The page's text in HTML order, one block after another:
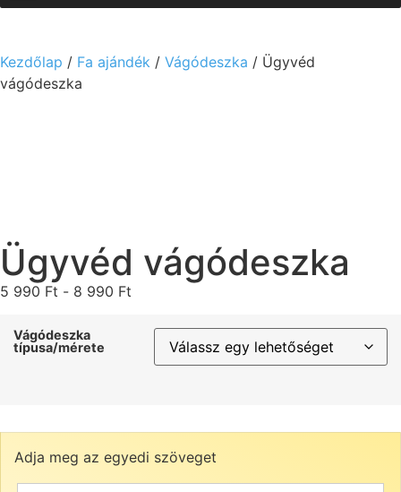
Kezdőlap / Fa ajándék / Vágódeszka / Ügyvéd
vágódeszka
Ügyvéd vágódeszka
5 990 Ft - 8 990 Ft
Vágódeszka
típusa/mérete
Adja meg az egyedi szöveget